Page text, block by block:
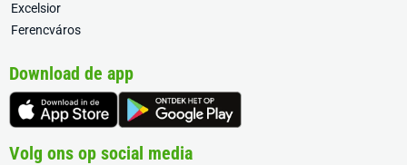
Excelsior
Ferencváros
Download de app
Volg ons op social media